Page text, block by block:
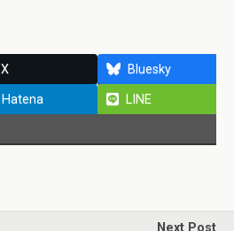
X
Bluesky
Hatena LINE
Next Post